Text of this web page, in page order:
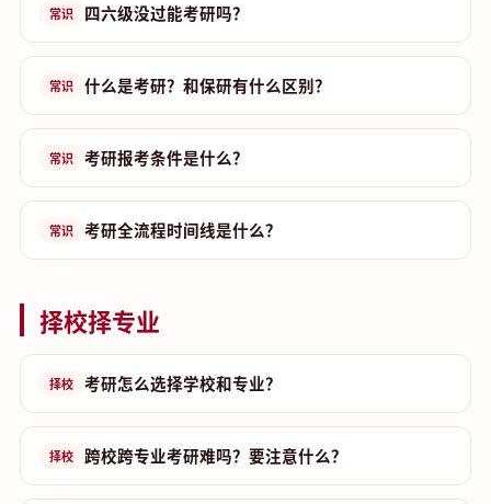
常识 四六级没过能考研吗？
常识 什么是考研？和保研有什么区别？
常识 考研报考条件是什么？
常识 考研全流程时间线是什么？
择校择专业
择校 考研怎么选择学校和专业？
择校 跨校跨专业考研难吗？要注意什么？